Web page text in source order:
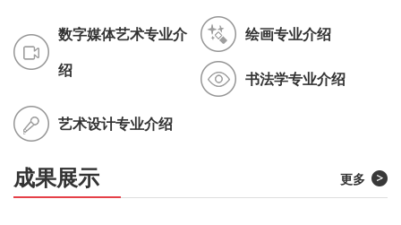
数字媒体艺术专业介
绍
绘画专业介绍
书法学专业介绍
艺术设计专业介绍
成果展示 更多